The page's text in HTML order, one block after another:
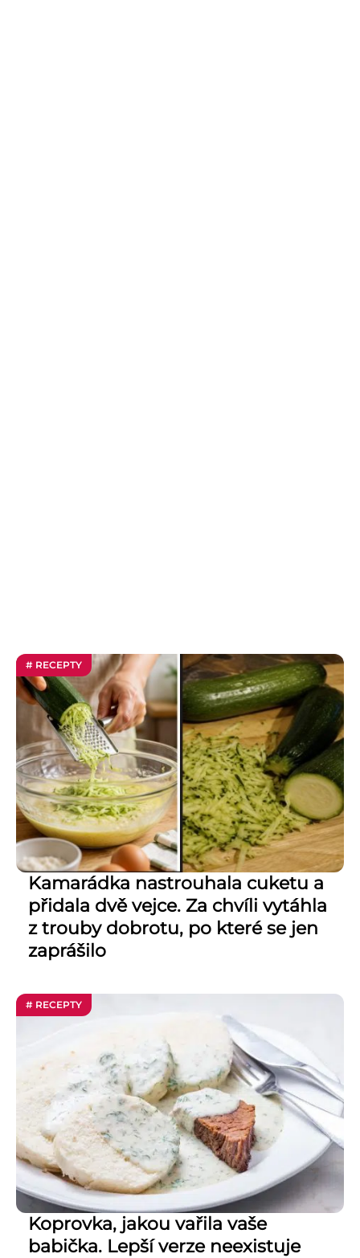
# RECEPTY
Kamarádka nastrouhala cuketu a
přidala dvě vejce. Za chvíli vytáhla
z trouby dobrotu, po které se jen
zaprášilo
# RECEPTY
Koprovka, jakou vařila vaše
babička. Lepší verze neexistuje